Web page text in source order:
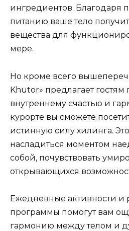
ингредиентов. Благодаря
питанию ваше тело
вещества для
мере.
Но кроме всего
Khutor» предлагает гостям
внутреннему счастью и
курорте вы сможете
истинную силу хилинга.
насладиться моментом
собой, почувствовать
открывающихся
Ежедневные активности и
программы помогут вам
гармонию между телом и